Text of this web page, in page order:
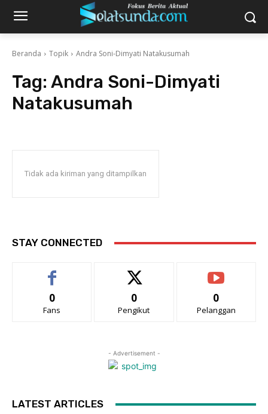
Beranda Topik Andra Soni-Dimyati Natakusumah
Tag: Andra Soni-Dimyati
Natakusumah
Tidak ada kiriman yang ditampilkan
STAY CONNECTED
0
Fans
0
Pengikut
0
Pelanggan
- Advertisement -
LATEST ARTICLES